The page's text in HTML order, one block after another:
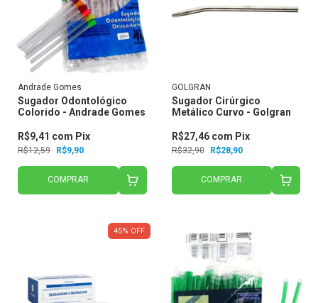
Andrade Gomes
Sugador Odontológico
Colorido - Andrade Gomes
R$12,59 R$9,90
R$9,41 com Pix
COMPRAR
GOLGRAN
Sugador Cirúrgico
Metálico Curvo - Golgran
R$32,90 R$28,90
R$27,46 com Pix
COMPRAR
45% OFF